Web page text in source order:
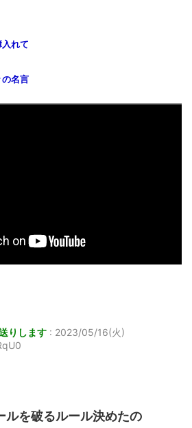
れて
名言
りします : 2023/05/16(火)
ルを破るルール決めたの